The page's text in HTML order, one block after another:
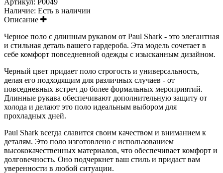
Наличие: Есть в наличии
Описание
Черное поло с длинным рукавом от Paul Shark - это элегантная
и стильная деталь вашего гардероба. Эта модель сочетает в
себе комфорт повседневной одежды с изысканным дизайном.
Черный цвет придает поло строгость и универсальность,
делая его подходящим для различных случаев - от
повседневных встреч до более формальных мероприятий.
Длинные рукава обеспечивают дополнительную защиту от
холода и делают это поло идеальным выбором для
прохладных дней.
Paul Shark всегда славится своим качеством и вниманием к
деталям. Это поло изготовлено с использованием
высококачественных материалов, что обеспечивает комфорт и
долговечность. Оно подчеркнет ваш стиль и придаст вам
уверенности в любой ситуации.